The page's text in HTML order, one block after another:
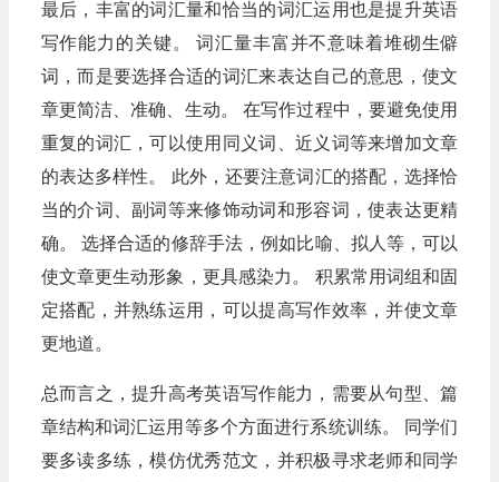
最后，丰富的词汇量和恰当的词汇运用也是提升英语
写作能力的关键。 词汇量丰富并不意味着堆砌生僻
词，而是要选择合适的词汇来表达自己的意思，使文
章更简洁、准确、生动。 在写作过程中，要避免使用
重复的词汇，可以使用同义词、近义词等来增加文章
的表达多样性。 此外，还要注意词汇的搭配，选择恰
当的介词、副词等来修饰动词和形容词，使表达更精
确。 选择合适的修辞手法，例如比喻、拟人等，可以
使文章更生动形象，更具感染力。 积累常用词组和固
定搭配，并熟练运用，可以提高写作效率，并使文章
更地道。
总而言之，提升高考英语写作能力，需要从句型、篇
章结构和词汇运用等多个方面进行系统训练。 同学们
要多读多练，模仿优秀范文，并积极寻求老师和同学